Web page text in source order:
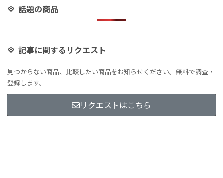
話題の商品
記事に関するリクエスト
見つからない商品、比較したい商品をお知らせください。無料で調査・
登録します。
リクエストはこちら